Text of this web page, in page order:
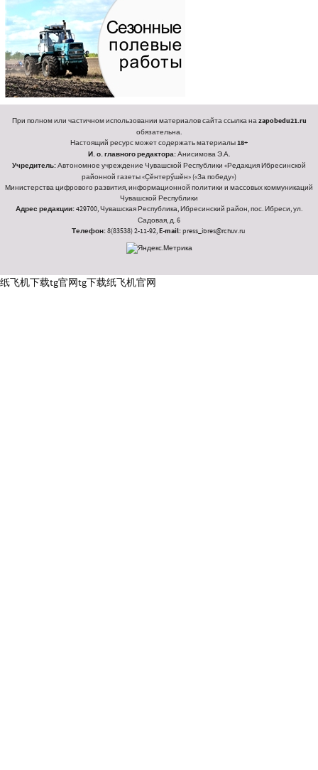
При полном или частичном использовании материалов сайта ссылка наzapobedu21.ru
обязательна.
Настоящий ресурс может содержать материалы18+
И. о. главного редактора:Анисимова Э.А.
Учредитель:Автономное учреждение Чувашской Республики «Редакция Ибресинской
районной газеты «Ҫӗнтерӳшӗн» («За победу»)
Министерства цифрового развития, информационной политики и массовых коммуникаций
Чувашской Республики
Адрес редакции:429700, Чувашская Республика, Ибресинский район, пос. Ибреси, ул.
Садовая, д. 6
Телефон:8(83538) 2-11-92,E-mail:press_ibres@rchuv.ru
纸飞机下载tg官网tg下载纸飞机官网